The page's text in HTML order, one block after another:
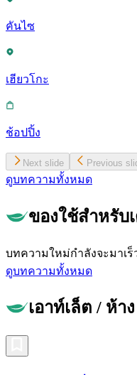
คันไซ
เฮียวโกะ
ช้อปปิ้ง
Next slide Previous
ดูบทความทั้งหมด
ของใช้สำหรับ
บทความใหม่กำลังจะมาเร็
ดูบทความทั้งหมด
เอาท์เล็ต / ห้าง